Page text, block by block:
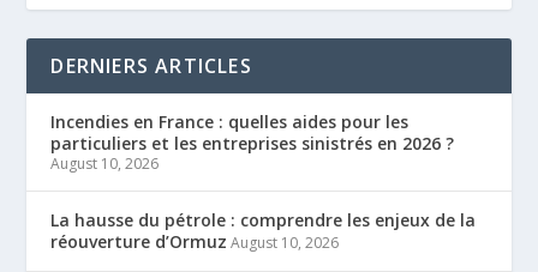
DERNIERS ARTICLES
Incendies en France : quelles aides pour les
particuliers et les entreprises sinistrés en 2026 ?
August 10, 2026
La hausse du pétrole : comprendre les enjeux de la
réouverture d’Ormuz August 10, 2026